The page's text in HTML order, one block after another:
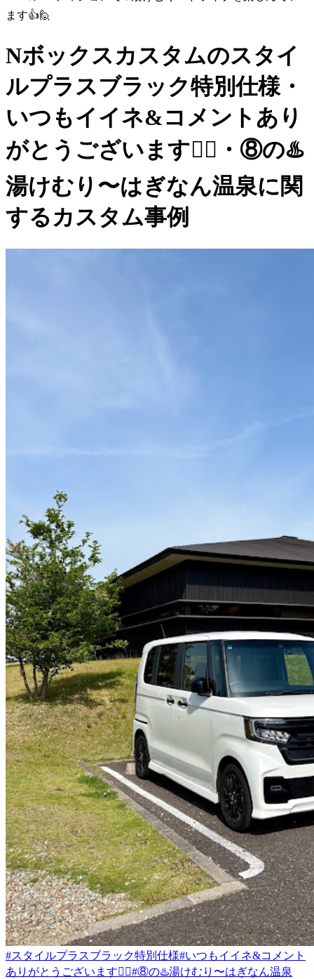
ます👍🙋
Nボックスカスタムのスタイ
ルプラスブラック特別仕様・
いつもイイネ&コメントあり
がとうございます🙇‍♂️・⑧の♨️
湯けむり〜はぎなん温泉に関
するカスタム事例
#スタイルプラスブラック特別仕様#いつもイイネ&コメント
ありがとうございます🙇‍♂️#⑧の♨️湯けむり〜はぎなん温泉